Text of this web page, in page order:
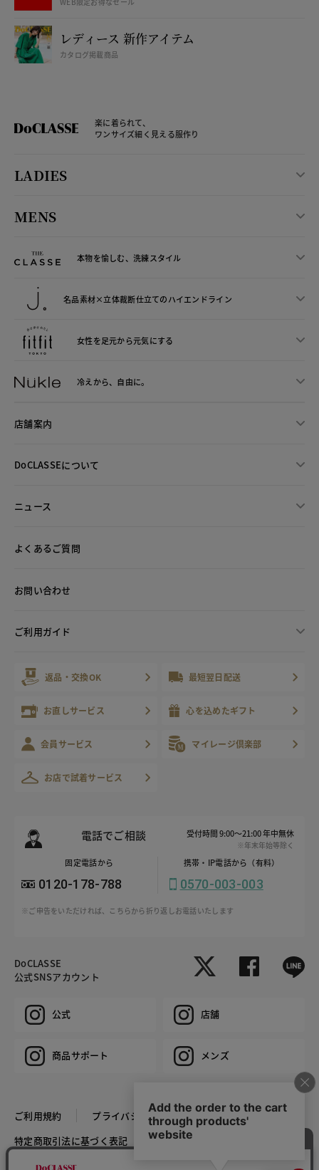
レディース 新作アイテム
カタログ掲載商品
楽に着られて、
ワンサイズ細く見える服作り
LADIES
MENS
本物を愉しむ、洗練スタイル
名品素材×立体裁断仕立てのハイエンドライン
女性を足元から元気にする
冷えから、 自由に。
店舗案内
DoCLASSEについて
ニュース
よくあるご質問
お問い合わせ
ご利用ガイド
返品・交換OK 最短翌日配送
お直しサービス 心を込めたギフト
会員サービス マイレージ倶楽部
お店で試着サービス
電話でご相談 受付時間 9:00～21:00 年中無休
※年末年始等除く
固定電話から
0120-178-788
携帯・IP電話から（有料）
0570-003-003
※ご申告をいただければ、こちらから折り返しお電話いたします
DoCLASSE
公式SNSアカウント
公式 店舗
商品サポート メンズ
ご利用規約
プライバシーポリシー
特定商取引法に基づく表記
推奨環境
COPYRIGHT © DoCLASSE ALL RIGHTS RESERVED.